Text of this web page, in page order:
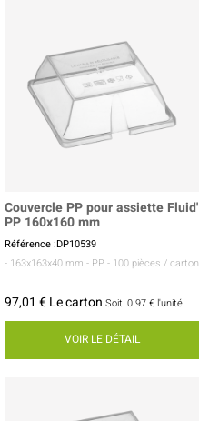
Couvercle PP pour assiette Fluid'
PP 160x160 mm
Référence :DP10539
- 163x163x40 mm - PP - 100 pièces / carton
97,01 € Le carton Soit 0.97 € l'unité
VOIR LE DÉTAIL